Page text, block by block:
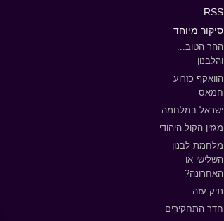
RSS
סיקור מיוחד
ההר הטוב...
והלבנון
הוואקף כזרוע
חמאס
ישראל במלחמה
מגזין הקול היהודי
מלחמת לבנון
השלישי או
האחרונה?
תיק עזה
חדר התחקירים